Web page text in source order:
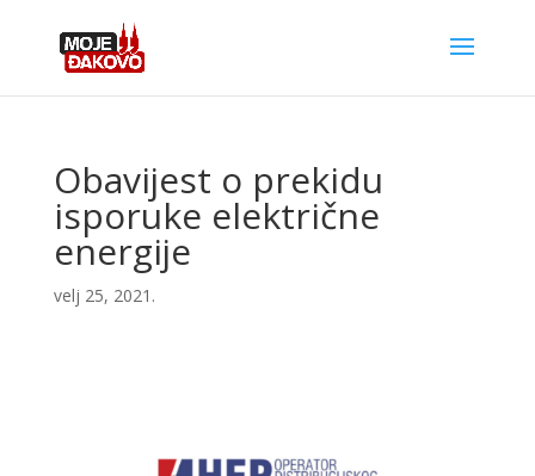
Obavijest o prekidu
isporuke električne
energije
velj 25, 2021.